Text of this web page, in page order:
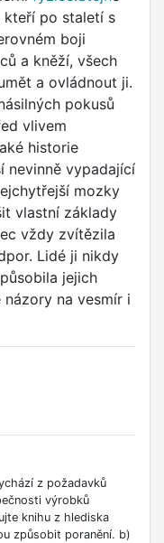
kteří po staletí s
boji
a kněží, všech
a ovládnout ji.
pokusů
vlivem
historie
nevinně vypadající
mozky
vlastní základy
vždy zvítězila
Lidé ji nikdy
jejich
na vesmír i
z požadavků
výrobků
knihu z hlediska
způsobit poranění. b)